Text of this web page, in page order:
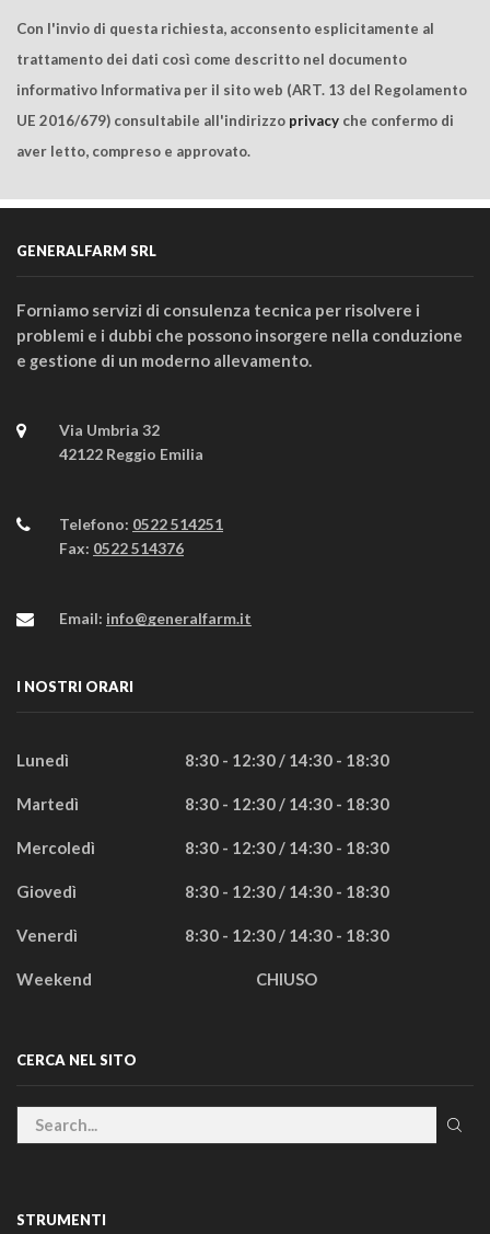
Con l'invio di questa richiesta, acconsento esplicitamente al
trattamento dei dati così come descritto nel documento
informativo Informativa per il sito web (ART. 13 del Regolamento
UE 2016/679) consultabile all'indirizzo privacy che confermo di
aver letto, compreso e approvato.
GENERALFARM SRL
Forniamo servizi di consulenza tecnica per risolvere i
problemi e i dubbi che possono insorgere nella conduzione
e gestione di un moderno allevamento.
Via Umbria 32
42122 Reggio Emilia
Telefono: 0522 514251
Fax: 0522 514376
Email: info@generalfarm.it
I NOSTRI ORARI
Lunedì 8:30 - 12:30 / 14:30 - 18:30
Martedì 8:30 - 12:30 / 14:30 - 18:30
Mercoledì 8:30 - 12:30 / 14:30 - 18:30
Giovedì 8:30 - 12:30 / 14:30 - 18:30
Venerdì 8:30 - 12:30 / 14:30 - 18:30
Weekend CHIUSO
CERCA NEL SITO
STRUMENTI